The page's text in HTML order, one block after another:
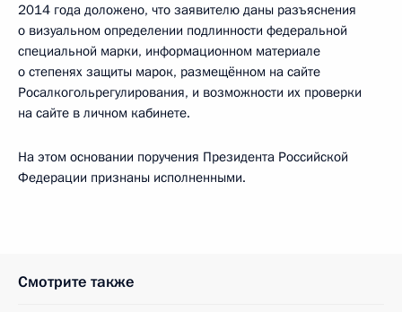
2014 года доложено, что заявителю даны разъяснения
о визуальном определении подлинности федеральной
специальной марки, информационном материале
о степенях защиты марок, размещённом на сайте
Росалкогольрегулирования, и возможности их проверки
на сайте в личном кабинете.
На этом основании поручения Президента Российской
Федерации признаны исполненными.
Смотрите также